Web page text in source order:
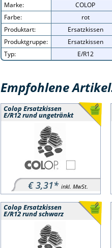
Marke:
COLOP
Farbe:
rot
Produktart:
Ersatzkissen
Produktgruppe:
Ersatzkissen
Typ:
E/R12
Empfohlene
Colop Ersatzkissen
E/R12 rund ungetränkt
€ 3,31* inkl. MwSt.
Colop Ersatzkissen
E/R12 rund schwarz